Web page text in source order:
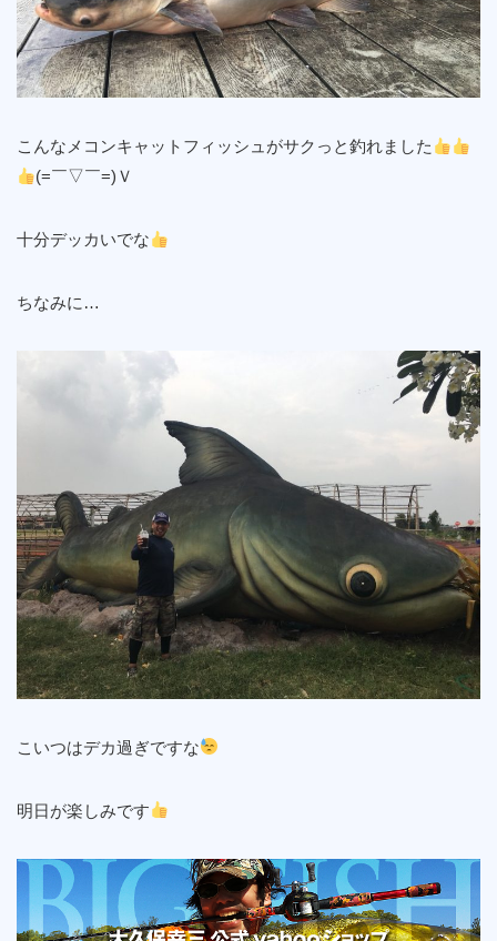
こんなメコンキャットフィッシュがサクっと釣れました
(=￣▽￣=)Ｖ
十分デッカいでな
ちなみに…
こいつはデカ過ぎですな
明日が楽しみです